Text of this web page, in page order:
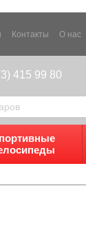
Контакты О нас
415 99 80